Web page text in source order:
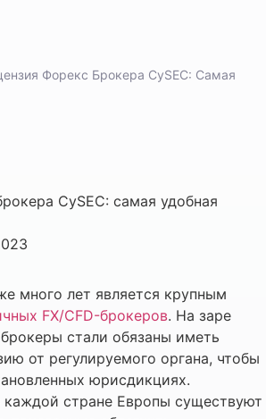
Форекс Брокера CySEC: Самая
CySEC: самая удобная
много лет является крупным
FX/CFD-брокеров. На заре
стали обязаны иметь
от регулируемого органа, чтобы
юрисдикциях.
стране Европы существуют